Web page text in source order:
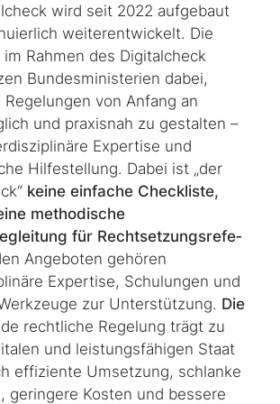
wird seit 2022 aufgebaut
weiterentwickelt. Die
Rahmen des Digitalcheck
Bundesministerien dabei,
von Anfang an
und praxisnah zu gestalten –
Expertise und
Hil­fe­stel­lung. Dabei ist „der
keine einfache Checkliste,
methodische
für Recht­set­zungs­re­fe­
Angeboten gehören
Expertise, Schulungen und
zur Un­ter­stüt­zung. Die
rechtliche Regelung trägt zu
und leistungsfähigen Staat
effiziente Um­set­zung, schlanke
geringere Kosten und bessere